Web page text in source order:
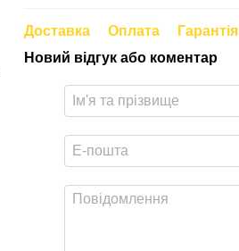
Доставка Оплата Гарантія
Новий відгук або коментар